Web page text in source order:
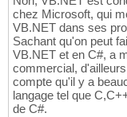
chez Microsoft, qui
VB.NET dans ses
Sachant qu'on peut
VB.NET et en C#, a
commercial,
compte qu'il y a
langage tel que
de C#.